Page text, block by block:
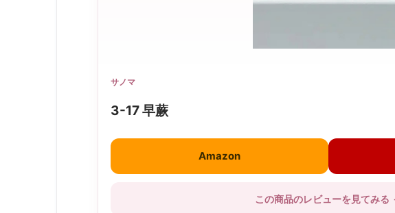
サノマ
3-17 早蕨
Amazon
この商品のレビューを見てみる